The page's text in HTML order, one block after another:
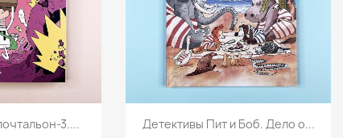
3....  Просмотр
Детективы Пит и Боб. Дело о...